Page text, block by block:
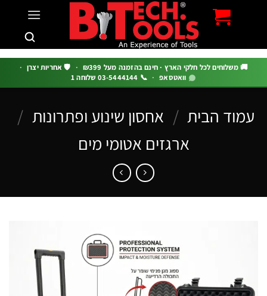
משלוחים לכל חלקי הארץ · חינם בהזמנה מעל ₪399 · 🛡️ אחריות יצרן ·
וואטסאפ · 📞 03-5444144 שלוחה 1
הבית / אחסון שינוע ופתרונות /
ארגזים אטומי מים